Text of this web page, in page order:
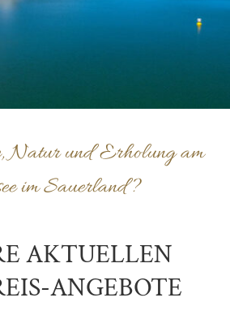
Natur und Erholung am
im Sauerland?
AKTUELLEN
ANGEBOTE